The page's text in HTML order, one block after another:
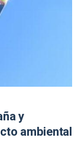
y
ambiental